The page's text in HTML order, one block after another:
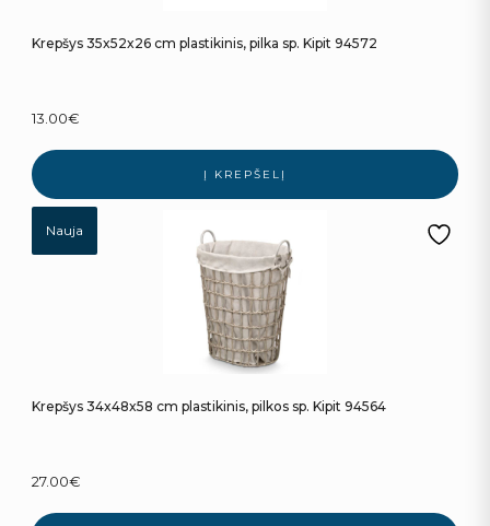
Krepšys 35x52x26 cm plastikinis, pilka sp. Kipit 94572
13.00€
Į KREPŠELĮ
Nauja
Krepšys 34x48x58 cm plastikinis, pilkos sp. Kipit 94564
27.00€